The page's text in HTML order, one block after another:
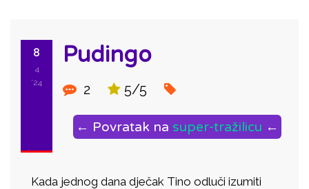
8
4
'24
Pudingo
2 5/5
← Povratak na super-tražilicu ←
Kada jednog dana dječak Tino odluči izumiti